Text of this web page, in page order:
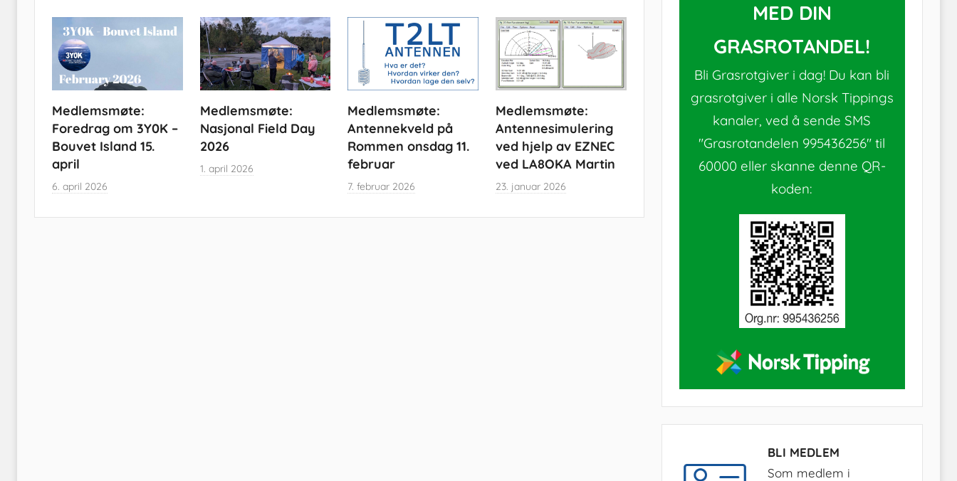
Medlemsmøte:
Foredrag om 3Y0K –
Bouvet Island 15.
april
6. april 2026
Medlemsmøte:
Nasjonal Field Day
2026
1. april 2026
Medlemsmøte:
Antennekveld på
Rommen onsdag 11.
februar
7. februar 2026
Medlemsmøte:
Antennesimulering
ved hjelp av EZNEC
ved LA8OKA Martin
23. januar 2026
MED DIN
GRASROTANDEL!
Bli Grasrotgiver i dag! Du kan bli
grasrotgiver i alle Norsk Tippings
kanaler, ved å sende SMS
"Grasrotandelen 995436256" til
60000 eller skanne denne QR-
koden:
BLI MEDLEM
Som medlem i